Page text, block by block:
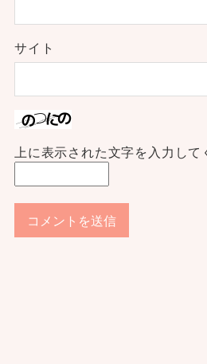
サイト
上に表示された文字を入力して